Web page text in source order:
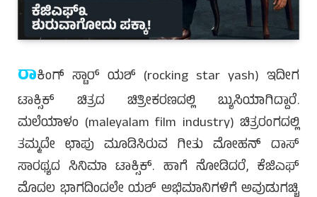
ರಾಕಿಂಗ್ ಸ್ಟಾರ್ ಯಶ್ (rocking star yash) ಇದೀಗ
ಟಾಕ್ಸಿಕ್ ಚಿತ್ರದ ಚಿತ್ರೀಕರಣದಲ್ಲಿ ಬ್ಯುಸಿಯಾಗಿದ್ದಾರೆ.
ಮಲೆಯಾಳಂ (maleyalam film industry) ಚಿತ್ರರಂಗದಲ್ಲಿ
ತಮ್ಮದೇ ಛಾಪು ಮೂಡಿಸಿರುವ ಗೀತು ಮೋಹನ್ ದಾಸ್
ಸಾರಥ್ಯದ ಸಿನಿಮಾ ಟಾಕ್ಸಿಕ್. ಹಾಗೆ ನೋಡಿದರೆ, ಕೆಜಿಎಫ್
ಮೊದಲ ಭಾಗದಿಂದಲೇ ಯಶ್ ಅಭಿಮಾನಿಗಳಿಗೆ ಅವುಡುಗಚ್ಚಿ